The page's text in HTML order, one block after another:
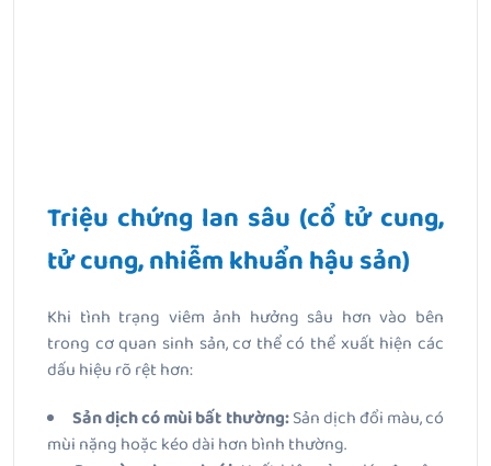
Triệu chứng lan sâu (cổ tử cung,
tử cung, nhiễm khuẩn hậu sản)
Khi tình trạng viêm ảnh hưởng sâu hơn vào bên
trong cơ quan sinh sản, cơ thể có thể xuất hiện các
dấu hiệu rõ rệt hơn:
Sản dịch có mùi bất thường:Sản dịch đổi màu, có
mùi nặng hoặc kéo dài hơn bình thường.